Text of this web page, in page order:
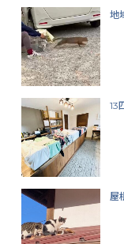
地
13
屋